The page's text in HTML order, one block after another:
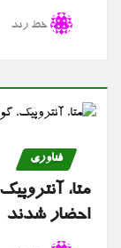
خط رند
فناوری
متا،
احضار شدند